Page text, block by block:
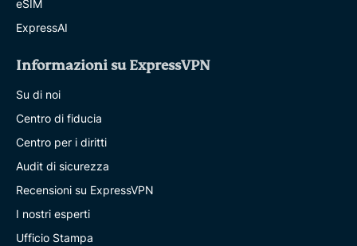
eSIM
ExpressAI
Informazioni su ExpressVPN
Su di noi
Centro di fiducia
Centro per i diritti
Audit di sicurezza
Recensioni su ExpressVPN
I nostri esperti
Ufficio Stampa